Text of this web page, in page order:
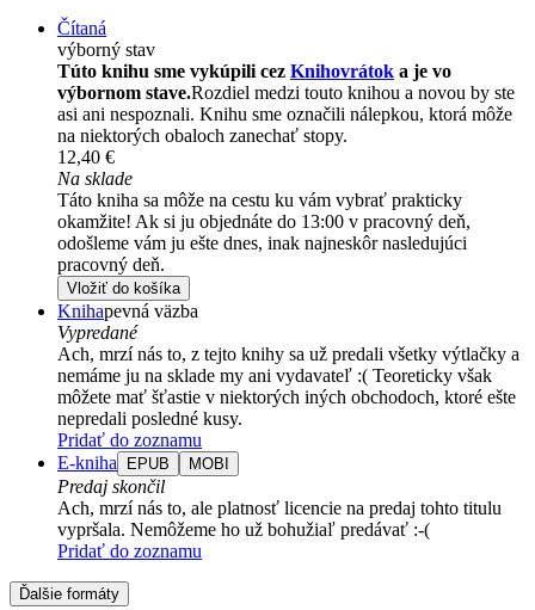
Čítaná
výborný stav
Túto knihu sme vykúpili cez Knihovrátok a je vo
výbornom stave.Rozdiel medzi touto knihou a novou by ste
asi ani nespoznali. Knihu sme označili nálepkou, ktorá môže
na niektorých obaloch zanechať stopy.
12,40 €
Na sklade
Táto kniha sa môže na cestu ku vám vybrať prakticky
okamžite! Ak si ju objednáte do 13:00 v pracovný deň,
odošleme vám ju ešte dnes, inak najneskôr nasledujúci
pracovný deň.
Vložiť do košíka
Knihapevná väzba
Vypredané
Ach, mrzí nás to, z tejto knihy sa už predali všetky výtlačky a
nemáme ju na sklade my ani vydavateľ :( Teoreticky však
môžete mať šťastie v niektorých iných obchodoch, ktoré ešte
nepredali posledné kusy.
Pridať do zoznamu
E-kniha
EPUB MOBI
Predaj skončil
Ach, mrzí nás to, ale platnosť licencie na predaj tohto titulu
vypršala. Nemôžeme ho už bohužiaľ predávať :-(
Pridať do zoznamu
Ďalšie formáty